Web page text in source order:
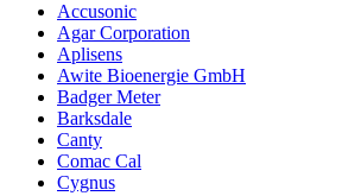
Accusonic
Agar Corporation
Aplisens
Awite Bioenergie GmbH
Badger Meter
Barksdale
Canty
Comac Cal
Cygnus